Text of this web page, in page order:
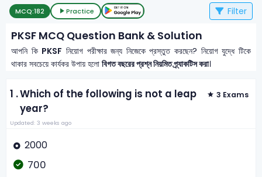
MCQ:182 Practice Filter
PKSF MCQ Question Bank & Solution
আপনি কি PKSF নিয়োগ পরীক্ষার জন্য নিজেকে প্রস্তুত করছেন? নিয়োগ যুদ্ধে টিকে
থাকার সবচেয়ে কার্যকর উপায় হলোবিগত বছরের প্রশ্ন নিয়মিত প্র্যাকটিস করা।
1 .Which of the following is not a leap
year?
3 Exams
Updated: 3 weeks ago
2000
700